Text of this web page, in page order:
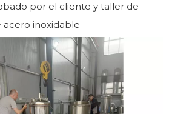
por el cliente y taller de
inoxidable